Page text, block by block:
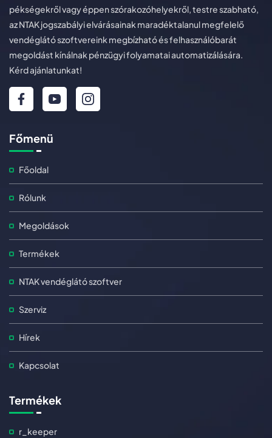
pékségekről vagy éppen szórakozóhelyekről, testre szabható,
az NTAK jogszabályi elvárásainak maradéktalanul megfelelő
vendéglátó szoftvereink megbízható és felhasználóbarát
megoldást kínálnak pénzügyi folyamatai automatizálására.
Kérd ajánlatunkat!
Főmenü
Főoldal
Rólunk
Megoldások
Termékek
NTAK vendéglátó szoftver
Szerviz
Hírek
Kapcsolat
Termékek
r_keeper